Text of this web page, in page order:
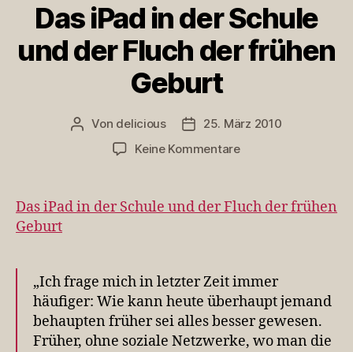
Das iPad in der Schule
und der Fluch der frühen
Geburt
Beitragsautor
Von delicious Veröffentlichungsdatum
25. März 2010
Keine Kommentarezu
in
der
Fluch
der
frühen
Geburt
Das iPad in der Schule und der Fluch der frühen
Geburt
„Ich frage mich in letzter Zeit immer
häufiger: Wie kann heute überhaupt jemand
behaupten früher sei alles besser gewesen.
Früher, ohne soziale Netzwerke, wo man die